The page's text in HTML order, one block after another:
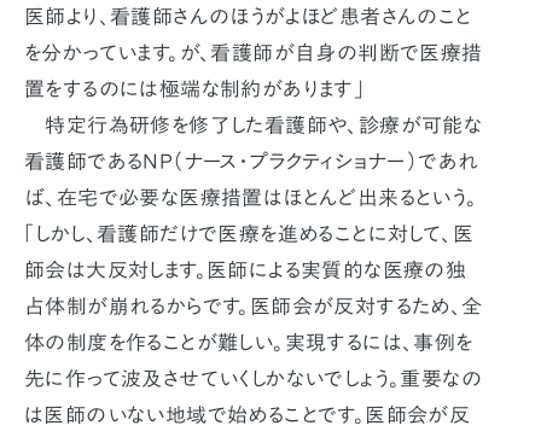
医師より、看護師さんのほうがよほど患者さんのこと
を分かっています。が、看護師が自身の判断で医療措
置をするのには極端な制約があります」
特定行為研修を修了した看護師や、診療が可能な
看護師であるNP（ナース・プラクティショナー）であれ
ば、在宅で必要な医療措置はほとんど出来るという。
「しかし、看護師だけで医療を進めることに対して、医
師会は大反対します。医師による実質的な医療の独
占体制が崩れるからです。医師会が反対するため、全
体の制度を作ることが難しい。実現するには、事例を
先に作って波及させていくしかないでしょう。重要なの
は医師のいない地域で始めることです。医師会が反